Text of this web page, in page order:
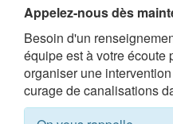
Appelez-nous dès
Besoin d'un
équipe est à votre écoute
organiser une
curage de canalisations